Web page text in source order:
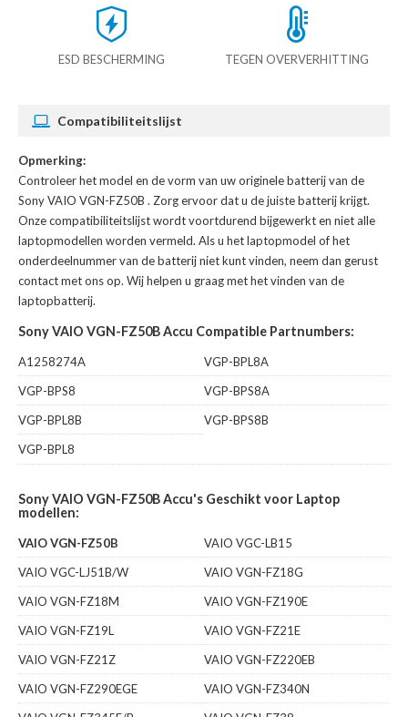
ESD BESCHERMING TEGEN OVERVERHITTING
Compatibiliteitslijst
Opmerking:
Controleer het model en de vorm van uw originele batterij van de
Sony VAIO VGN-FZ50B . Zorg ervoor dat u de juiste batterij krijgt.
Onze compatibiliteitslijst wordt voortdurend bijgewerkt en niet alle
laptopmodellen worden vermeld. Als u het laptopmodel of het
onderdeelnummer van de batterij niet kunt vinden, neem dan gerust
contact met ons op. Wij helpen u graag met het vinden van de
laptopbatterij.
Sony VAIO VGN-FZ50B Accu Compatible Partnumbers:
A1258274A
VGP-BPL8A
VGP-BPS8
VGP-BPS8A
VGP-BPL8B
VGP-BPS8B
VGP-BPL8
Sony VAIO VGN-FZ50B Accu's Geschikt voor Laptop
modellen:
VAIO VGN-FZ50B
VAIO VGC-LB15
VAIO VGC-LJ51B/W
VAIO VGN-FZ18G
VAIO VGN-FZ18M
VAIO VGN-FZ190E
VAIO VGN-FZ19L
VAIO VGN-FZ21E
VAIO VGN-FZ21Z
VAIO VGN-FZ220EB
VAIO VGN-FZ290EGE
VAIO VGN-FZ340N